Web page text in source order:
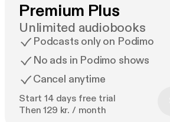
Premium Plus
Unlimited audiobooks
Podcasts only on Podimo
No ads in Podimo shows
Cancel anytime
Start 14 days free trial
Then 129 kr. / month